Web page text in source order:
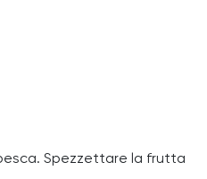
Spezzettare la frutta